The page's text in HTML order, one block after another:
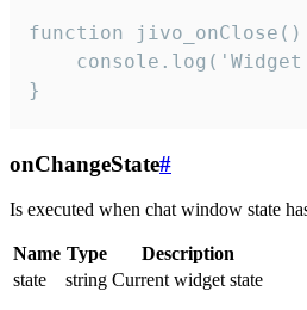
function
console.log('Widget
}
onChangeState#
Is executed when chat window state
Name Type
Description
state
string Current widget state